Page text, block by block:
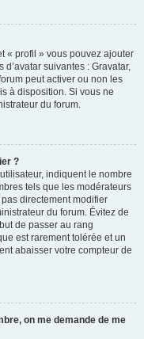
« profil » vous pouvez ajouter
suivantes : Gravatar,
peut activer ou non les
à disposition. Si vous ne
du forum.
?
indiquent le nombre
tels que les modérateurs
directement modifier
du forum. Évitez de
de passer au rang
est rarement tolérée et un
abaisser votre compteur de
on me demande de me